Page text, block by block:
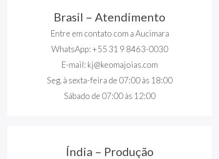
Brasil – Atendimento
Entre em contato com a Aucimara
WhatsApp: +55 31 9 8463-0030
E-mail: kj@keomajoias.com
Seg. à sexta-feira de 07:00 às 18:00
Sábado de 07:00 às 12:00
Índia – Produção